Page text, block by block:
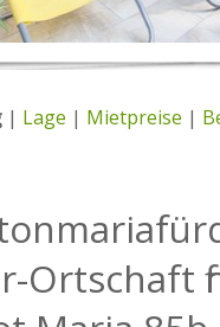
| Lage | Mietpreise |
Ortschaft